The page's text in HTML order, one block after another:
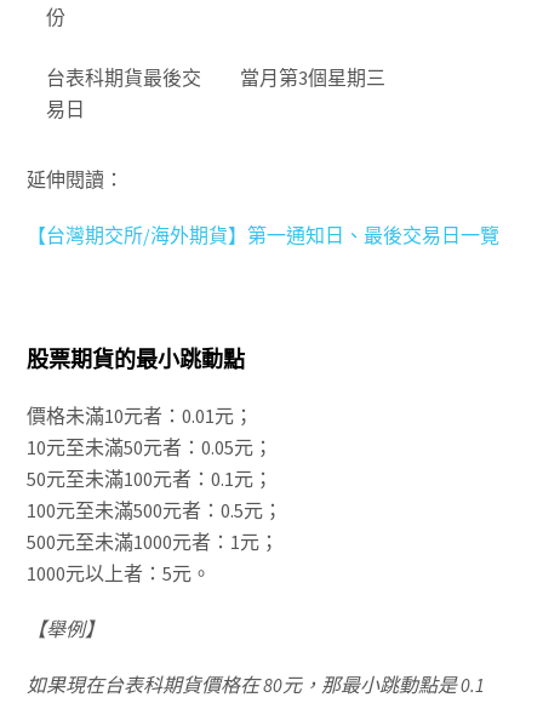
份
台表科期貨最後交
易日
當月第3個星期三
延伸閱讀：
【台灣期交所/海外期貨】第一通知日、最後交易日一覽
股票期貨的最小跳動點
價格未滿10元者：0.01元；
10元至未滿50元者：0.05元；
50元至未滿100元者：0.1元；
100元至未滿500元者：0.5元；
500元至未滿1000元者：1元；
1000元以上者：5元。
【舉例】
如果現在台表科期貨價格在 80元，那最小跳動點是 0.1